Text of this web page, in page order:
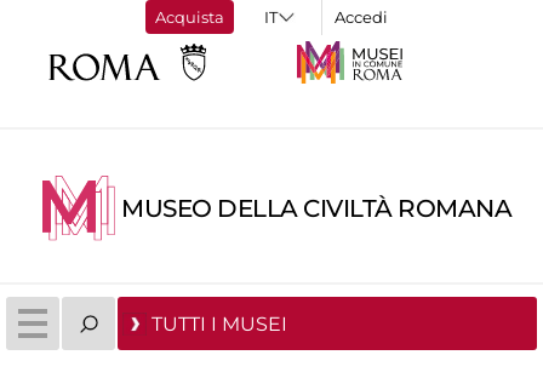
Acquista Accedi
MUSEO DELLA CIVILTÀ ROMANA
TUTTI I MUSEI